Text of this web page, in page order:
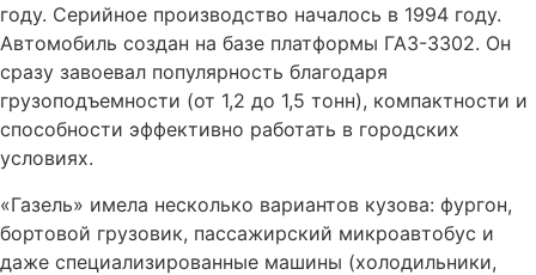
году. Серийное производство началось в 1994 году.
Автомобиль создан на базе платформы ГАЗ-3302. Он
сразу завоевал популярность благодаря
грузоподъемности (от 1,2 до 1,5 тонн), компактности и
способности эффективно работать в городских
условиях.
«Газель» имела несколько вариантов кузова: фургон,
бортовой грузовик, пассажирский микроавтобус и
даже специализированные машины (холодильники,